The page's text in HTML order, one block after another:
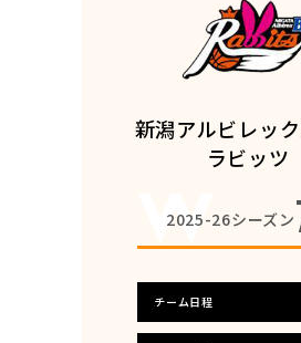
新潟アルビレッ
ラビッツ
2025-26シーズン
チーム日程